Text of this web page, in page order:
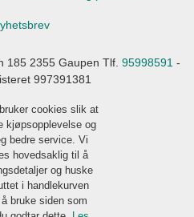
185 2355 Gaupen Tlf. 95998591 -
997391381
cookies slik at
kjøpsopplevelse og
bedre service. Vi
hovedsaklig til å
og huske
i handlekurven
bruke siden som